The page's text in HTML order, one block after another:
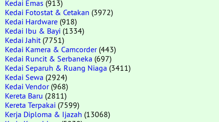
Kedai Emas (913)
Kedai Fotostat & Cetakan (3972)
Kedai Hardware (918)
Kedai Ibu & Bayi (1334)
Kedai Jahit (7751)
Kedai Kamera & Camcorder(443)
Kedai Runcit & Serbaneka (697)
Kedai Separuh & Ruang Niaga (3411)
Kedai Sewa (2924)
Kedai Vendor(968)
Kereta Baru (2811)
Kereta Terpakai (7599)
Kerja Diploma & Ijazah (13068)